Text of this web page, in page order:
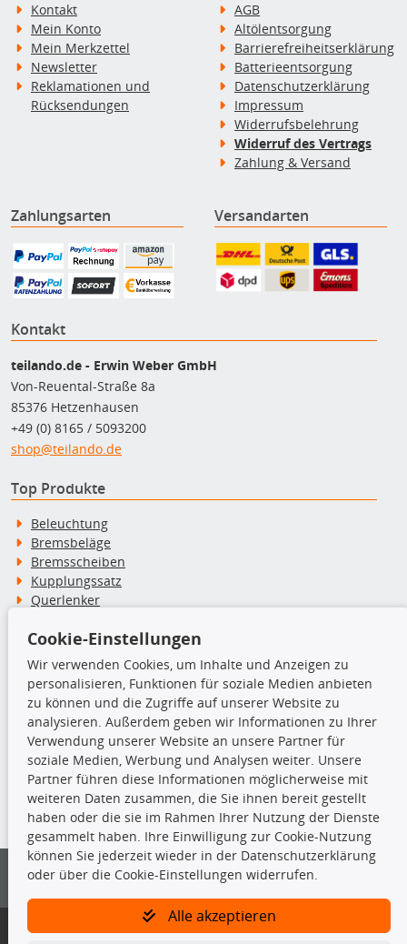
Kontakt
Mein Konto
Mein Merkzettel
Newsletter
Reklamationen und
Rücksendungen
AGB
Altölentsorgung
Barrierefreiheitserklärung
Batterieentsorgung
Datenschutzerklärung
Impressum
Widerrufsbelehrung
Widerruf des Vertrags
Zahlung & Versand
Zahlungsarten Versandarten
Kontakt
teilando.de - Erwin Weber GmbH
Von-Reuental-Straße 8a
85376 Hetzenhausen
+49 (0) 8165 / 5093200
shop@teilando.de
Top Produkte
Beleuchtung
Bremsbeläge
Bremsscheiben
Kupplungssatz
Querlenker
Stoßdämpfer
TecDoc Inside
Die hier angezeigten Daten insbesondere die gesamte Datenbank dürfen
nicht kopiert werden.
Es ist zu unterlassen, die Daten oder die gesamte Datenbank ohne
vorherige Zustimmung von TecDoc zu vervielfältigen, zu verbreiten
und/oder diese Handlungen durch Dritte ausführen zu lassen. Ein
Bitte prüfen Sie, ob das über unseren Onlineshop identifizierte Ersatzteil
auch tatsächlich dem gesuchten Ersatzteil entspricht.
Cookie-Einstellungen
Wir verwenden Cookies, um Inhalte und Anzeigen zu
personalisieren, Funktionen für soziale Medien anbieten
zu können und die Zugriffe auf unserer Website zu
analysieren. Außerdem geben wir Informationen zu Ihrer
Verwendung unserer Website an unsere Partner für
soziale Medien, Werbung und Analysen weiter. Unsere
Partner führen diese Informationen möglicherweise mit
weiteren Daten zusammen, die Sie ihnen bereit gestellt
haben oder die sie im Rahmen Ihrer Nutzung der Dienste
gesammelt haben. Ihre Einwilligung zur Cookie-Nutzung
können Sie jederzeit wieder in der Datenschutzerklärung
oder über die Cookie-Einstellungen widerrufen.
Alle akzeptieren